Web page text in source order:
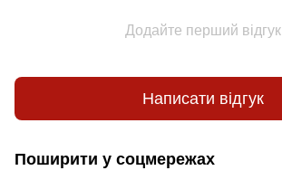
Додайте перший відгук
Написати відгук
Поширити у соцмережах